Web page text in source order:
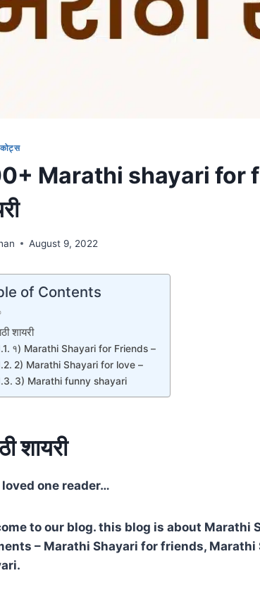
Marathi shayari for
August 9, 2022
of Contents
शायरी
१) Marathi Shayari for Friends –
2) Marathi Shayari for love –
3) Marathi funny shayari
शायरी
loved one reader…
to our blog. this blog is about Marathi
– Marathi Shayari for friends,